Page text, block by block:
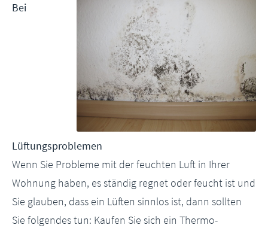
Bei
Lüftungsproblemen
Wenn Sie Probleme mit der feuchten Luft in Ihrer
Wohnung haben, es ständig regnet oder feucht ist und
Sie glauben, dass ein Lüften sinnlos ist, dann sollten
Sie folgendes tun: Kaufen Sie sich ein Thermo-